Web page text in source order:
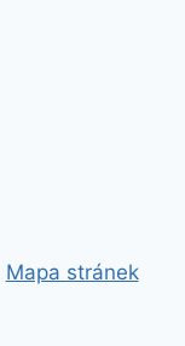
Mapa stránek